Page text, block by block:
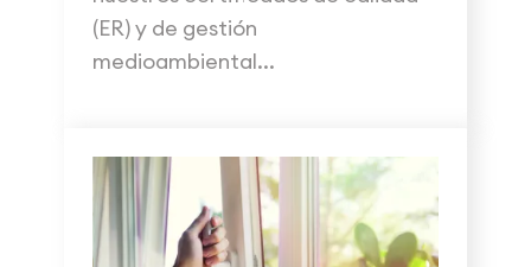
(ER) y de gestión
medioambiental...